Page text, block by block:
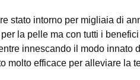
stato intorno per migliaia di
la pelle ma con tutti i
innescando il modo
molto efficace per alleviare la